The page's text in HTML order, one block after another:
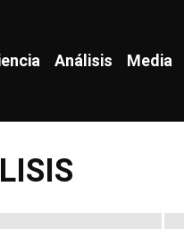
Análisis Media